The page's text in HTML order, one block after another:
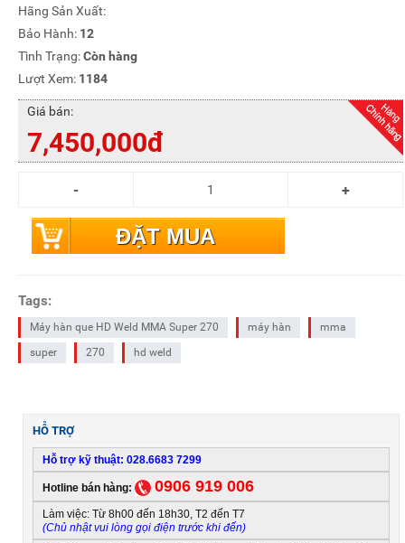
Hãng Sản Xuất:
Bảo Hành: 12
Tình Trạng:Còn hàng
Lượt Xem: 1184
Giá bán:
7,450,000đ
ĐẶT MUA
Tags:
Máy hàn que HD Weld MMA Super 270 máy hàn
mma
super
270 hd weld
HỖ TRỢ
Hỗ trợ kỹ thuật: 028.6683 7299
Hotline bán hàng: 0906 919 006
Làm việc: Từ 8h00 đến 18h30, T2 đến T7
(Chủ nhật vui lòng gọi điện trước khi đến)